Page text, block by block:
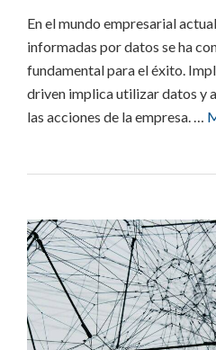
En el mundo empresarial
informadas por datos se ha
fundamental para el éxito.
driven implica utilizar datos y
las acciones de la empresa. …